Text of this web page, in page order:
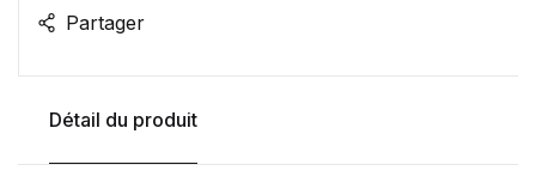
Partager
Détail du produit